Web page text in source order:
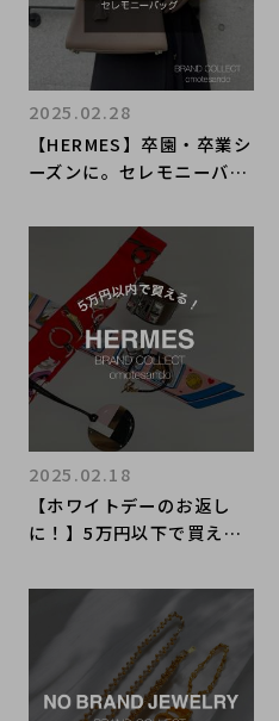
【HERMES】卒園・卒業シ
ーズンに。セレモニーバッ
ドコレクト表参道1号店
へ！お買い取りも行ってお
ります。
2025.02.28
【ホワイトデーのお返し
に！】5万円以下で買える
買取も行っております！
2025.02.18